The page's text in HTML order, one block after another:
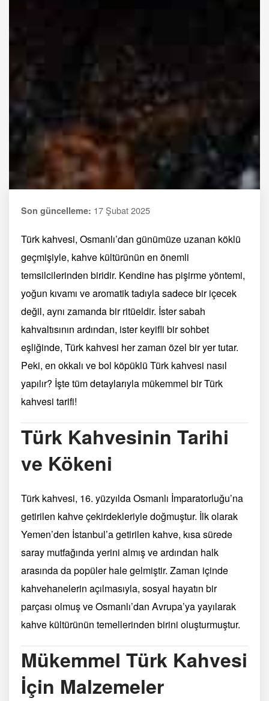
Son güncelleme: 17 Şubat 2025
Türk kahvesi, Osmanlı’dan günümüze uzanan köklü
geçmişiyle, kahve kültürünün en önemli
temsilcilerinden biridir. Kendine has pişirme yöntemi,
yoğun kıvamı ve aromatik tadıyla sadece bir içecek
değil, aynı zamanda bir ritüeldir. İster sabah
kahvaltısının ardından, ister keyifli bir sohbet
eşliğinde, Türk kahvesi her zaman özel bir yer tutar.
Peki, en okkalı ve bol köpüklü Türk kahvesi nasıl
yapılır? İşte tüm detaylarıyla mükemmel bir Türk
kahvesi tarifi!
Türk Kahvesinin Tarihi
ve Kökeni
Türk kahvesi, 16. yüzyılda Osmanlı İmparatorluğu’na
getirilen kahve çekirdekleriyle doğmuştur. İlk olarak
Yemen’den İstanbul’a getirilen kahve, kısa sürede
saray mutfağında yerini almış ve ardından halk
arasında da popüler hale gelmiştir. Zaman içinde
kahvehanelerin açılmasıyla, sosyal hayatın bir
parçası olmuş ve Osmanlı’dan Avrupa’ya yayılarak
kahve kültürünün temellerinden birini oluşturmuştur.
Mükemmel Türk Kahvesi
İçin Malzemeler